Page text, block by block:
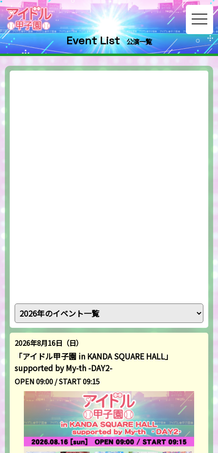
Event List 公演一覧
2026年8月16日（日）
「アイドル甲子園 in KANDA SQUARE HALL」
supported by My-th -DAY2-
OPEN 09:00 / START 09:15
toggle